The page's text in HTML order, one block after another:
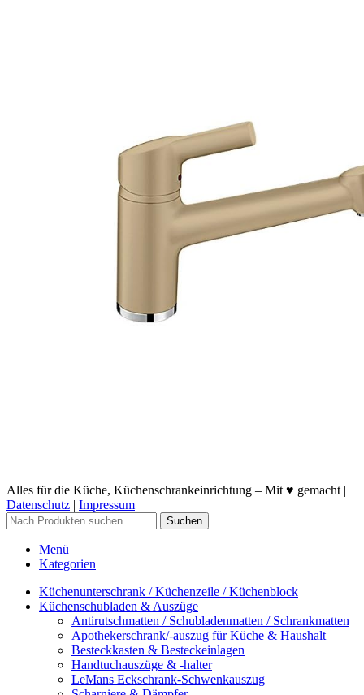
Alles für die Küche, Küchenschrankeinrichtung – Mit ♥ gemacht |
Datenschutz | Impressum
Suchen
Menü
Kategorien
Küchenunterschrank / Küchenzeile / Küchenblock
Küchenschubladen & Auszüge
Antirutschmatten / Schubladenmatten / Schrankmatten
Apothekerschrank/-auszug für Küche & Haushalt
Besteckkasten & Besteckeinlagen
Handtuchauszüge & -halter
LeMans Eckschrank-Schwenkauszug